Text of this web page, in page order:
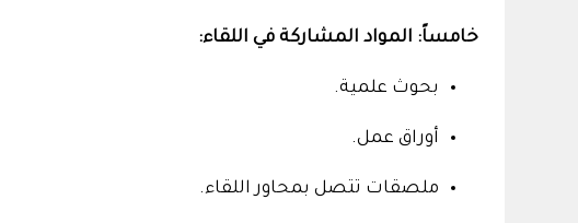
خامساً: المواد المشاركة في اللقاء:
بحوث علمية.
أوراق عمل.
ملصقات تتصل بمحاور اللقاء.